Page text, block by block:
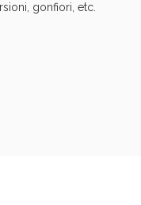
gonfiori, etc.
al 45% oggi!